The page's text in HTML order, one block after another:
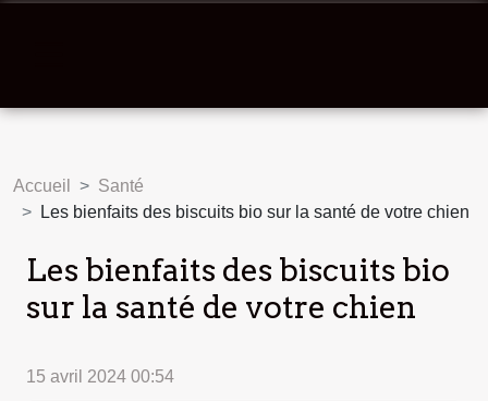
Accueil
Santé
Les bienfaits des biscuits bio sur la santé de votre chien
Les bienfaits des biscuits bio
sur la santé de votre chien
15 avril 2024 00:54